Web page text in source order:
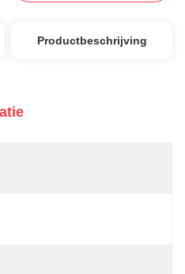
Productbeschrijving